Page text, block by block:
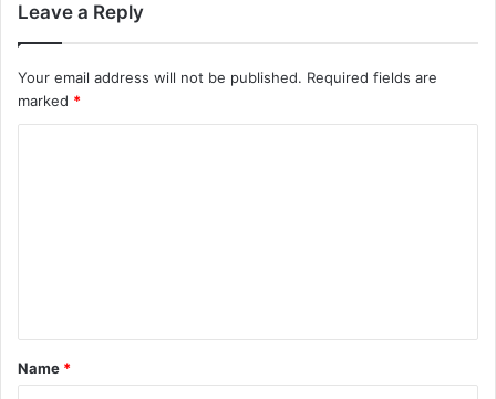
Leave a Reply
Your email address will not be published. Required fields are
marked *
Name *